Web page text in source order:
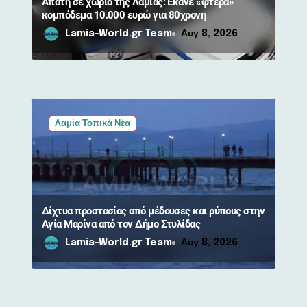
κομπόδεμα 10.000 ευρώ για 80χρονη
Lamia-World.gr Team Αυγ 8, 2026
Λαμία Τοπικά Νέα
Δίχτυα προστασίας από μέδουσες και ρύπους στην
Αγία Μαρίνα από τον Δήμο Στυλίδας
Lamia-World.gr Team Αυγ 8, 2026